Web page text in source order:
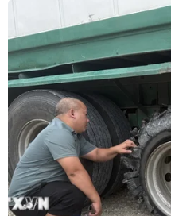
Việt Nam, doanh nghiệp
bào từ Thái Lan và các